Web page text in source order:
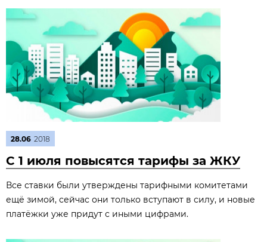
28.06 2018
С 1 июля повысятся тарифы за ЖКУ
Все ставки были утверждены тарифными комитетами
ещё зимой, сейчас они только вступают в силу, и новые
платёжки уже придут с иными цифрами.